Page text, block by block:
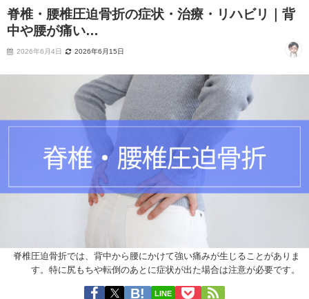
脊椎・腰椎圧迫骨折の症状・治療・リハビリ｜背
中や腰が痛い…
2026年6月4日 2026年6月15日
脊椎圧迫骨折では、背中から腰にかけて強い痛みが生じることがありま
す。特に尻もちや転倒のあとに症状が出た場合は注意が必要です。
LINE